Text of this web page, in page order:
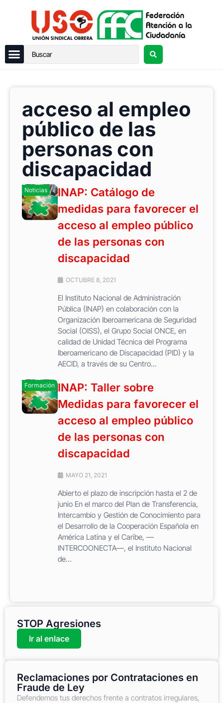
acceso al empleo
público de las
personas con
discapacidad
Noticias
INAP: Catálogo de
medidas para favorecer el
acceso al empleo público
de las personas con
discapacidad
OCTUBRE 8, 2021
El Instituto Nacional de Administración
Pública (INAP) en colaboración con la
Organización Iberoamericana de Seguridad
Social (OISS), el Grupo Social ONCE, en
calidad de Unidad Técnica del Programa
Iberoamericano de Discapacidad (PID) y la
AECID, a través de su Centro...
Formación INAP: Taller sobre
Medidas para favorecer el
acceso al empleo público
de las personas con
discapacidad
MAYO 21, 2021
Abierto el plazo de inscripción hasta el 2 de
junio En el marco del Plan de Transferencia,
Intercambio y Gestión de Conocimiento para
el Desarrollo de la Cooperación Española en
América Latina y el Caribe, —
INTERCOONECTA—, el Instituto Nacional
de...
STOP Agresiones
Ir al enlace
Reclamaciones por Contrataciones en
Fraude de Ley
Defendemos tus derechos frente a contratos irregulares,